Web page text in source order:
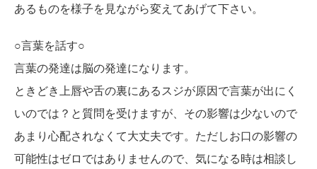
あるものを様子を見ながら変えてあげて下さい。
○言葉を話す○
言葉の発達は脳の発達になります。
ときどき上唇や舌の裏にあるスジが原因で言葉が出にく
いのでは？と質問を受けますが、その影響は少ないので
あまり心配されなくて大丈夫です。ただしお口の影響の
可能性はゼロではありませんので、気になる時は相談し